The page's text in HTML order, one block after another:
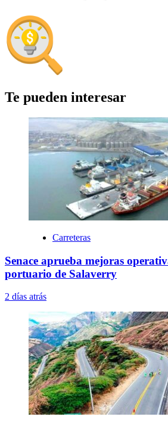
Te pueden interesar
Carreteras
Senace aprueba mejoras
portuario de Salaverry
2 días atrás